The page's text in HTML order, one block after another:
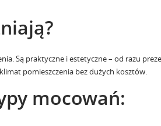
Są praktyczne i estetyczne – od razu
pomieszczenia bez dużych kosztów.
mocowań: